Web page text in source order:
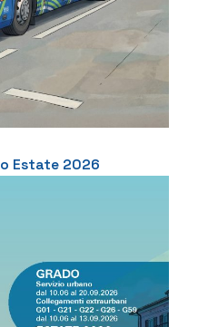
Estate 2026